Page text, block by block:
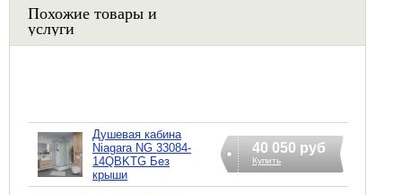
Похожие товары и
услуги
Душевая кабина
Niagara NG 33084-
14QBKTG Без
крыши
40 050 руб
Купить